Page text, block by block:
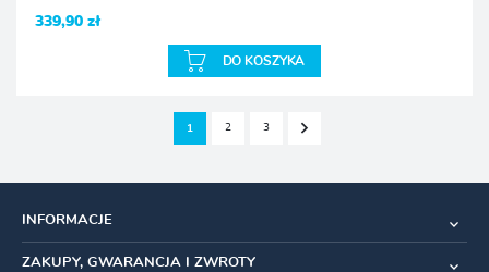
339,90 zł
DO KOSZYKA
1 2 3
INFORMACJE
ZAKUPY, GWARANCJA I ZWROTY